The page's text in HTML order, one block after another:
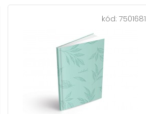
kód: 7501681